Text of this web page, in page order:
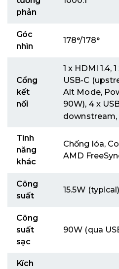
phản
Góc
nhìn
178°/178°
Cổng
kết
nối
1 x HDMI 1.4,
USB-C
Alt Mode,
90W), 4 x
downstream,
Tính
năng
khác
Chống lóa,
AMD
Công
suất
15.5W
Công
suất
sạc
90W (qua
Kích